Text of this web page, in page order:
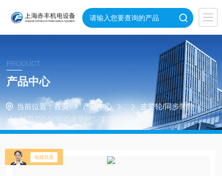
PRODUCT
产品中心
当前位置： 首页 产品中心
皮带轮/同步带轮
SPB250-5/3535皮带轮SPB250-5/3535